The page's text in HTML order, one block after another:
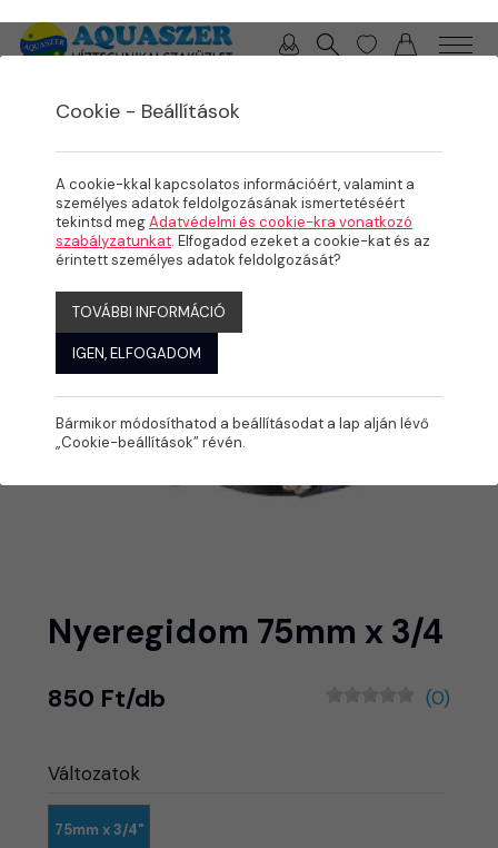
Nyeregidom 75mm x 3/4
850 Ft/db (0)
Változatok
75mm x 3/4"
Cookie - Beállítások
A cookie-kkal kapcsolatos információért, valamint a
személyes adatok feldolgozásának ismertetéséért
tekintsd megAdatvédelmi és cookie-kra vonatkozó
szabályzatunkat. Elfogadod ezeket a cookie-kat és az
érintett személyes adatok feldolgozását?
TOVÁBBI INFORMÁCIÓ
IGEN, ELFOGADOM
Bármikor módosíthatod a beállításodat a lap alján lévő
„Cookie-beállítások” révén.